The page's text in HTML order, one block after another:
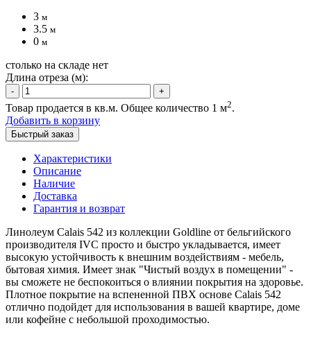
3 м
3.5 м
0 м
столько на складе нет
Длина отреза (м):
- +
Товар продается в кв.м. Общее количество 1 м2.
Добавить в корзину
Быстрый заказ
Характеристики
Описание
Наличие
Доставка
Гарантия и возврат
Линолеум Calais 542 из коллекции Goldline от бельгийского
производителя IVC просто и быстро укладывается, имеет
высокую устойчивость к внешним воздействиям - мебель,
бытовая химия. Имеет знак "Чистый воздух в помещении" -
вы сможете не беспокоиться о влиянии покрытия на здоровье.
Плотное покрытие на вспененной ПВХ основе Calais 542
отлично подойдет для использования в вашей квартире, доме
или кофейне с небольшой проходимостью.